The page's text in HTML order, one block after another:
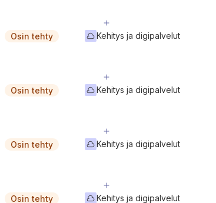
Osin tehty Kehitys ja digipalvelut
Osin tehty Kehitys ja digipalvelut
Osin tehty Kehitys ja digipalvelut
Osin tehty Kehitys ja digipalvelut